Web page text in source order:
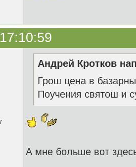
Андрей Кротков
Грош цена в
Поучения святош и
А мне больше вот